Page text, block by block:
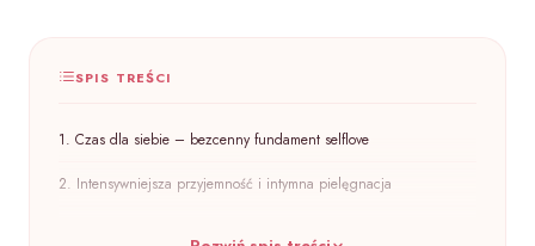
SPIS TREŚCI
1. Czas dla siebie – bezcenny fundament selflove
2. Intensywniejsza przyjemność i intymna pielęgnacja